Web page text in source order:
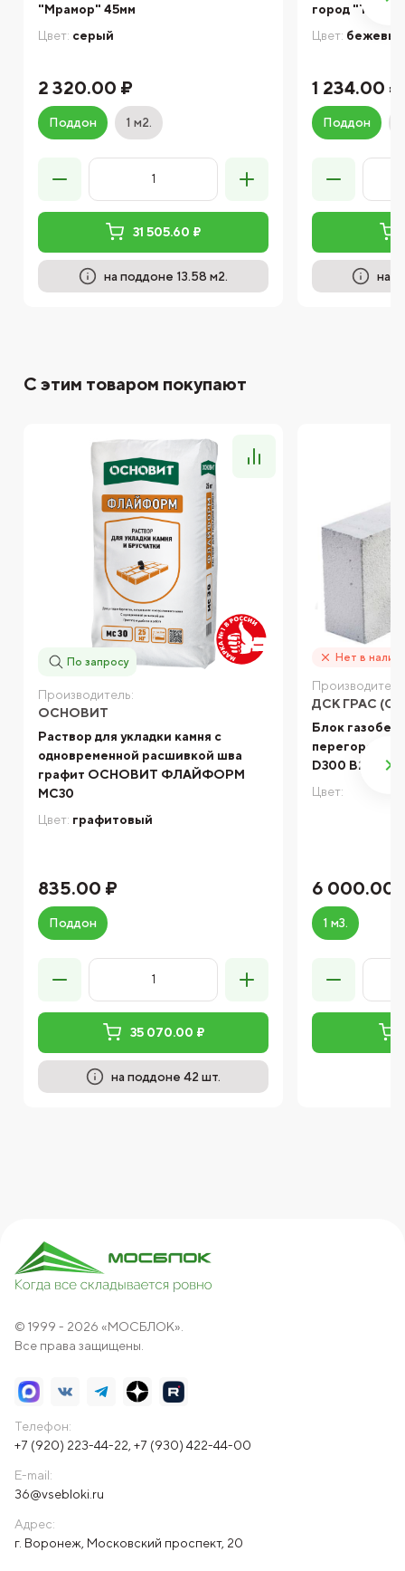
"Мрамор" 45мм
Цвет: серый
2 320.00 ₽
Поддон 1 м2.
31 505.60 ₽
на поддоне 13.58 м2.
город
Цвет:
1 234.00 ₽
Поддон
на
С этим товаром покупают
По запросу
Производитель:
ОСНОВИТ
Раствор для укладки камня с
одновременной расшивкой шва
графит ОСНОВИТ ФЛАЙФОРМ
MC30
Цвет: графитовый
835.00 ₽
Поддон
35 070.00 ₽
на поддоне 42 шт.
Нет в
ДСК ГРАС
Блок
D300 B2,0
Цвет:
6 000.00
1 м3.
© 1999 - 2026 «МОСБЛОК».
Все права защищены.
Телефон:
+7 (920) 223-44-22 +7 (930) 422-44-00
E-mail:
36@vsebloki.ru
Адрес:
г. Воронеж, Московский проспект, 20